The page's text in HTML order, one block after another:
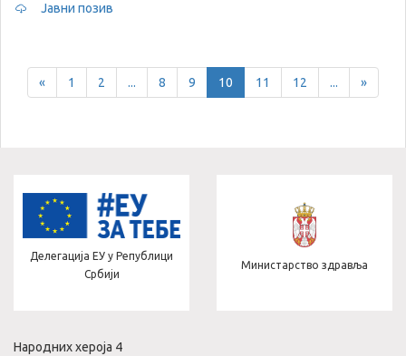
Јавни позив
«Previous
1 2 ... 8 9 10 11 12 ... »Next
Делегација ЕУ у Републици
Србији
Министарство здравља
Народних хероја 4